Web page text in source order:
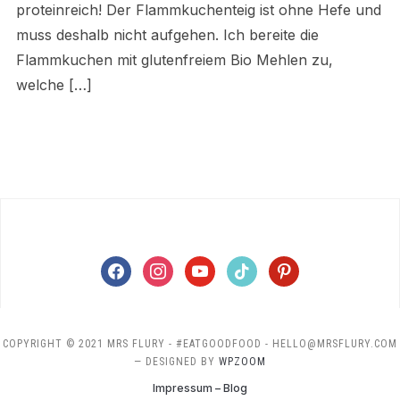
proteinreich! Der Flammkuchenteig ist ohne Hefe und
muss deshalb nicht aufgehen. Ich bereite die
Flammkuchen mit glutenfreiem Bio Mehlen zu,
welche […]
facebookinstagramyoutubetiktok pinterest
COPYRIGHT © 2021 MRS FLURY - #EATGOODFOOD - HELLO@MRSFLURY.COM
— DESIGNED BY WPZOOM
Impressum – Blog